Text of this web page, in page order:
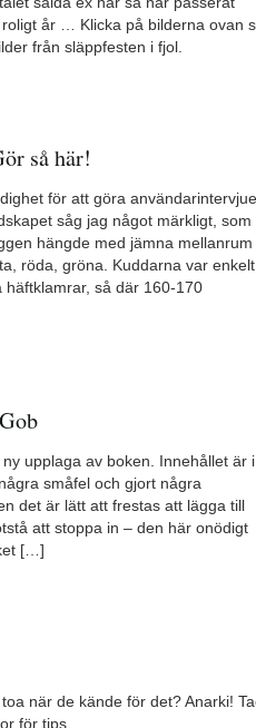
år … Klicka på bilderna ovan
från släppfesten i fjol.
så här!
för att göra
såg jag något märkligt, som
hängde med jämna mellanrum
röda, gröna. Kuddarna var enkelt
så där 160-170
upplaga av boken. Innehållet är i
småfel och gjort några
det är lätt att frestas att lägga till
att stoppa in – den här onödigt
[…]
när de kände för det? Anarki!
för tips.